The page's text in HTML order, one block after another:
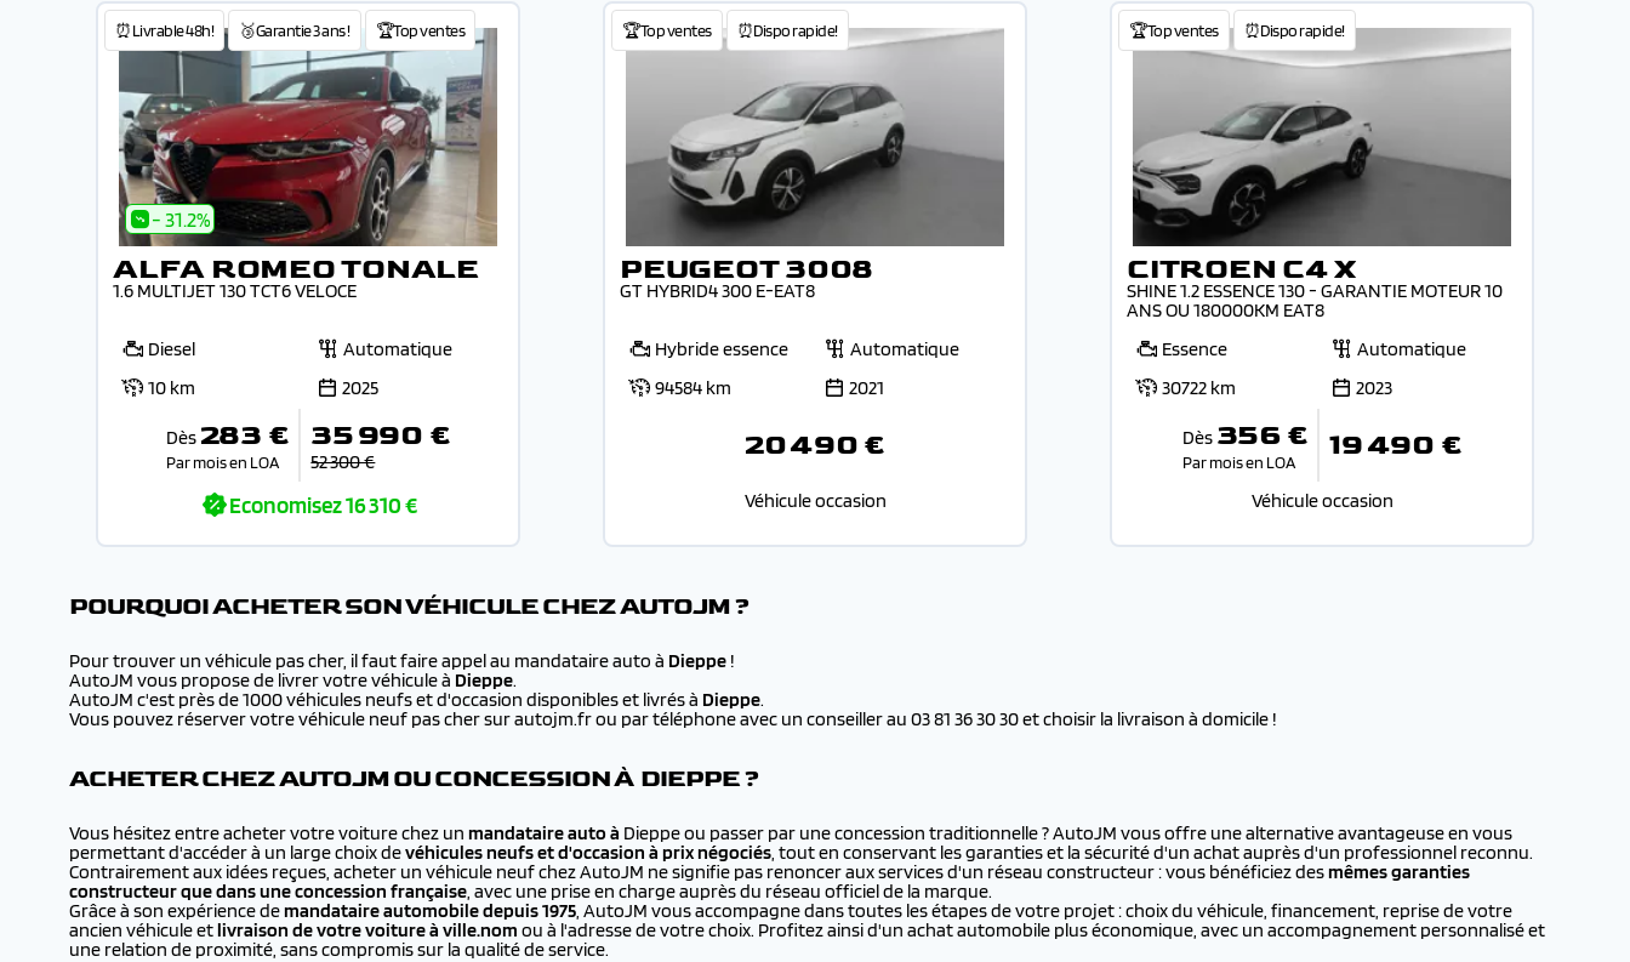
⏰Livrable 48h! 🥉Garantie 3 ans ! 🏆Top ventes
- 31.2%
ALFA ROMEO TONALE
1.6 MULTIJET 130 TCT6 VELOCE
Diesel
Automatique
10 km
2025
Dès 283 €
Par mois en LOA
35 990 €
52 300 €
Economisez16 310 €
🏆Top ventes ⏰Dispo rapide!
PEUGEOT 3008
GT HYBRID4 300 E-EAT8
Hybride essence
Automatique
94584 km
2021
20 490 €
Véhicule occasion
🏆Top ventes ⏰Dispo rapide!
CITROEN C4 X
SHINE 1.2 ESSENCE 130 - GARANTIE MOTEUR 10
ANS OU 180000KM EAT8
Essence
Automatique
30722 km
2023
Dès 356 €
Par mois en LOA 19 490 €
Véhicule occasion
POURQUOI ACHETER SON VÉHICULE CHEZ AUTOJM ?
Pour trouver un véhicule pas cher, il faut faire appel au mandataire auto à Dieppe !
AutoJM vous propose de livrer votre véhicule à Dieppe.
AutoJM c'est près de 1000 véhicules neufs et d'occasion disponibles et livrés à Dieppe.
Vous pouvez réserver votre véhicule neuf pas cher sur autojm.fr ou par téléphone avec un conseiller au 03 81 36 30 30 et choisir la livraison à domicile !
ACHETER CHEZ AUTOJM OU CONCESSION À DIEPPE ?
Vous hésitez entre acheter votre voiture chez un mandataire auto à Dieppe ou passer par une concession traditionnelle ? AutoJM vous offre une alternative avantageuse en vous
permettant d'accéder à un large choix devéhicules neufs et d'occasion à prix négociés, tout en conservant les garanties et la sécurité d'un achat auprès d'un professionnel reconnu.
Contrairement aux idées reçues, acheter un véhicule neuf chez AutoJM ne signifie pas renoncer aux services d'un réseau constructeur : vous bénéficiez desmêmes garanties
constructeur que dans une concession française, avec une prise en charge auprès du réseau officiel de la marque.
Grâce à son expérience demandataire automobile depuis 1975, AutoJM vous accompagne dans toutes les étapes de votre projet : choix du véhicule, financement, reprise de votre
ancien véhicule etlivraison de votre voiture à ville.nom ou à l'adresse de votre choix. Profitez ainsi d'un achat automobile plus économique, avec un accompagnement personnalisé et
une relation de proximité, sans compromis sur la qualité de service.